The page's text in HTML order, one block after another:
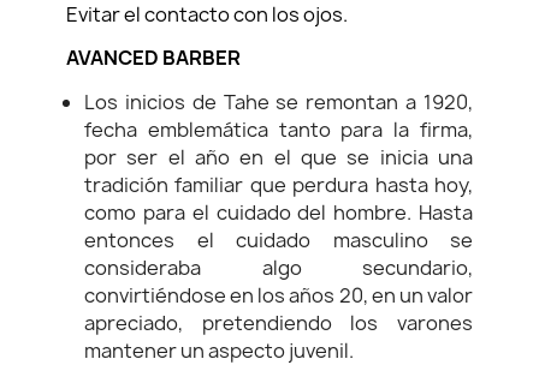
Evitar el contacto con los ojos.
AVANCED BARBER
Los inicios de Tahe se remontan a 1920,
fecha emblemática tanto para la firma,
por ser el año en el que se inicia una
tradición familiar que perdura hasta hoy,
como para el cuidado del hombre. Hasta
entonces el cuidado masculino se
consideraba algo secundario,
convirtiéndose en los años 20, en un valor
apreciado, pretendiendo los varones
mantener un aspecto juvenil.